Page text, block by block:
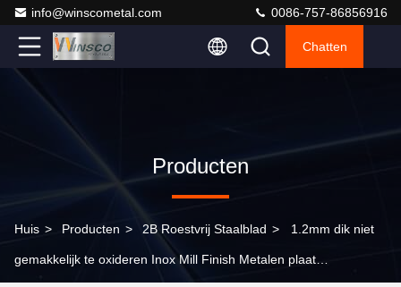
info@winscometal.com 0086-757-86856916
Chatten
Producten
Huis > Producten > 2B Roestvrij Staalblad > 1.2mm dik niet
gemakkelijk te oxideren Inox Mill Finish Metalen plaat